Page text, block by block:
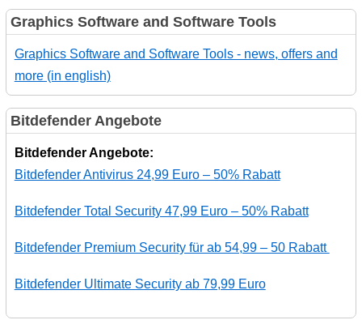
Graphics Software and Software Tools
Graphics Software and Software Tools - news, offers and
more (in english)
Bitdefender Angebote
Bitdefender Angebote:
Bitdefender Antivirus 24,99 Euro – 50% Rabatt
Bitdefender Total Security 47,99 Euro – 50% Rabatt
Bitdefender Premium Security für ab 54,99 – 50 Rabatt
Bitdefender Ultimate Security ab 79,99 Euro